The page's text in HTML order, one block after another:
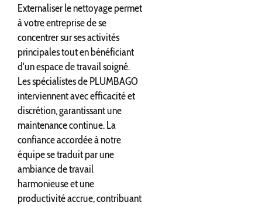
Externaliser le nettoyage permet
à votre entreprise de se
concentrer sur ses activités
principales tout en bénéficiant
d'un espace de travail soigné.
Les spécialistes de PLUMBAGO
interviennent avec efficacité et
discrétion, garantissant une
maintenance continue. La
confiance accordée à notre
équipe se traduit par une
ambiance de travail
harmonieuse et une
productivité accrue, contribuant